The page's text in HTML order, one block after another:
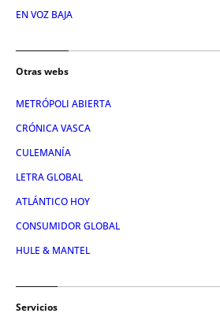
EN VOZ BAJA
Otras webs
METRÓPOLI ABIERTA
CRÓNICA VASCA
CULEMANÍA
LETRA GLOBAL
ATLÁNTICO HOY
CONSUMIDOR GLOBAL
HULE & MANTEL
Servicios